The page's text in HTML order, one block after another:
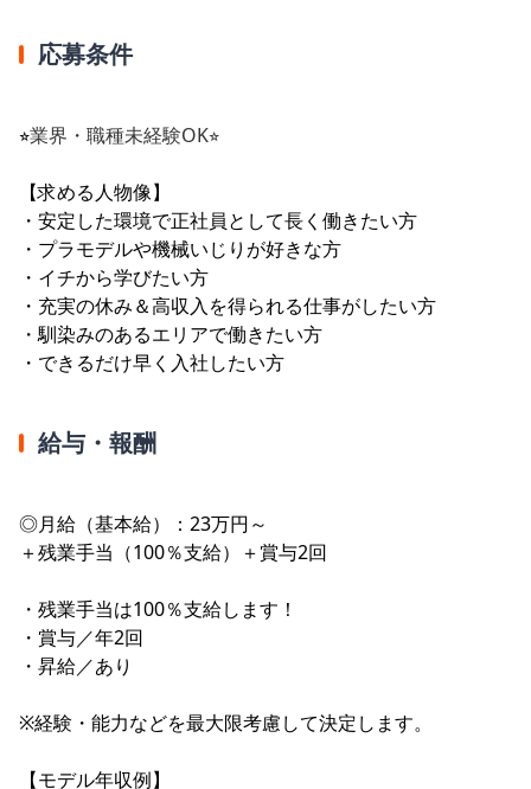
応募条件
⭐︎業界・職種未経験OK⭐︎
【求める人物像】
・安定した環境で正社員として長く働きたい方
・プラモデルや機械いじりが好きな方
・イチから学びたい方
・充実の休み＆高収入を得られる仕事がしたい方
・馴染みのあるエリアで働きたい方
・できるだけ早く入社したい方
給与・報酬
◎月給（基本給）：23万円～
＋残業手当（100％支給）＋賞与2回
・残業手当は100％支給します！
・賞与／年2回
・昇給／あり
※経験・能力などを最大限考慮して決定します。
【モデル年収例】